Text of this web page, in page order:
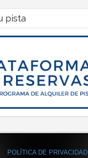
pista
POLÍTICA DE PRIVACIDAD